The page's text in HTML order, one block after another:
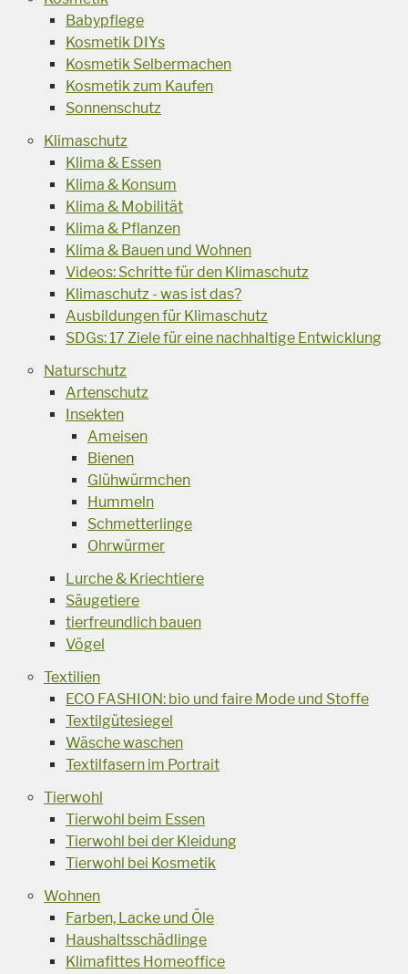
Babypflege
Kosmetik DIYs
Kosmetik Selbermachen
Kosmetik zum Kaufen
Sonnenschutz
Klimaschutz
Klima & Essen
Klima & Konsum
Klima & Mobilität
Klima & Pflanzen
Klima & Bauen und Wohnen
Videos: Schritte für den Klimaschutz
Klimaschutz - was ist das?
Ausbildungen für Klimaschutz
SDGs: 17 Ziele für eine nachhaltige Entwicklung
Naturschutz
Artenschutz
Insekten
Ameisen
Bienen
Glühwürmchen
Hummeln
Schmetterlinge
Ohrwürmer
Lurche & Kriechtiere
Säugetiere
tierfreundlich bauen
Vögel
Textilien
ECO FASHION: bio und faire Mode und Stoffe
Textilgütesiegel
Wäsche waschen
Textilfasern im Portrait
Tierwohl
Tierwohl beim Essen
Tierwohl bei der Kleidung
Tierwohl bei Kosmetik
Wohnen
Farben, Lacke und Öle
Haushaltsschädlinge
Klimafittes Homeoffice